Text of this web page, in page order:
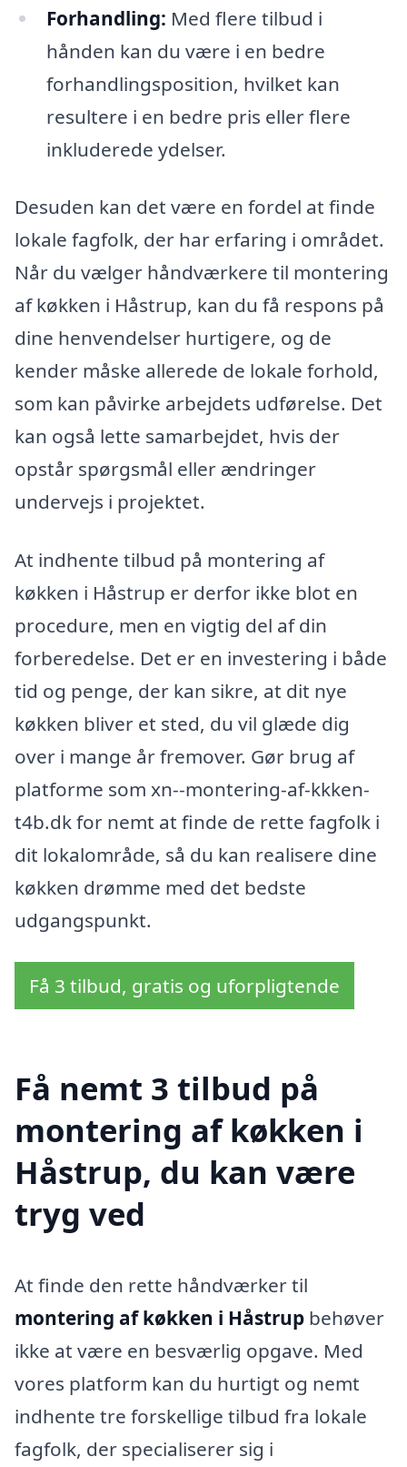
Forhandling: Med flere tilbud i
hånden kan du være i en bedre
forhandlingsposition, hvilket kan
resultere i en bedre pris eller flere
inkluderede ydelser.
Desuden kan det være en fordel at finde
lokale fagfolk, der har erfaring i området.
Når du vælger håndværkere til montering
af køkken i Håstrup, kan du få respons på
dine henvendelser hurtigere, og de
kender måske allerede de lokale forhold,
som kan påvirke arbejdets udførelse. Det
kan også lette samarbejdet, hvis der
opstår spørgsmål eller ændringer
undervejs i projektet.
At indhente tilbud på montering af
køkken i Håstrup er derfor ikke blot en
procedure, men en vigtig del af din
forberedelse. Det er en investering i både
tid og penge, der kan sikre, at dit nye
køkken bliver et sted, du vil glæde dig
over i mange år fremover. Gør brug af
platforme som xn--montering-af-kkken-
t4b.dk for nemt at finde de rette fagfolk i
dit lokalområde, så du kan realisere dine
køkken drømme med det bedste
udgangspunkt.
Få 3 tilbud, gratis og uforpligtende
Få nemt 3 tilbud på
montering af køkken i
Håstrup, du kan være
tryg ved
At finde den rette håndværker til
montering af køkken i Håstrup behøver
ikke at være en besværlig opgave. Med
vores platform kan du hurtigt og nemt
indhente tre forskellige tilbud fra lokale
fagfolk, der specialiserer sig i